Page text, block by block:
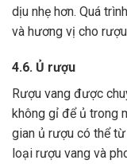
dịu nhẹ hơn. Quá
và hương vị cho
4.6. Ủ rượu
Rượu vang được
không gỉ để ủ trong
gian ủ rượu có thể
loại rượu vang và